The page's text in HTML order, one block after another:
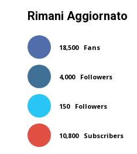
Rimani Aggiornato
18,500 Fans
4,000 Followers
150 Followers
10,800 Subscribers